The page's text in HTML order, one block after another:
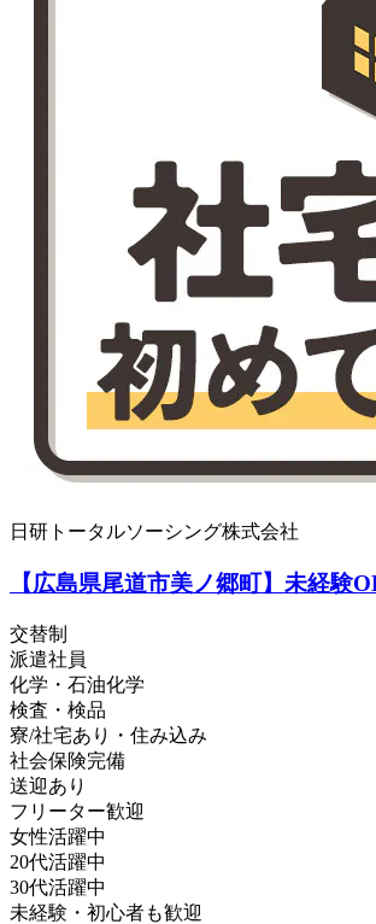
日研トータルソーシング株式会社
【広島県尾道市美ノ郷町】未経験
交替制
派遣社員
化学・石油化学
検査・検品
寮/社宅あり・住み込み
社会保険完備
送迎あり
フリーター歓迎
女性活躍中
20代活躍中
30代活躍中
未経験・初心者も歓迎